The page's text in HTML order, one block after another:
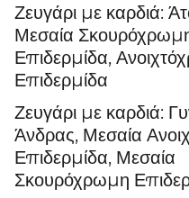
Ζευγάρι με καρδιά:
Μεσαία
Επιδερμίδα,
Επιδερμίδα
Ζευγάρι με καρδιά:
Άνδρας, Μεσαία
Επιδερμίδα, Μεσαία
Σκουρόχρωμη